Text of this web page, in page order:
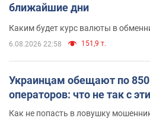
ближайшие дни
Каким будет курс валюты в
6.08.2026 22:58 151,9 т.
Украинцам обещают по
операторов: что не так с
Как не попасть в ловушку